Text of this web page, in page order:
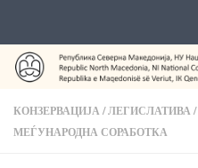
КОНЗЕРВАЦИЈА/ЛЕГИСЛАТИВА/
МЕЃУНАРОДНА СОРАБОТКА